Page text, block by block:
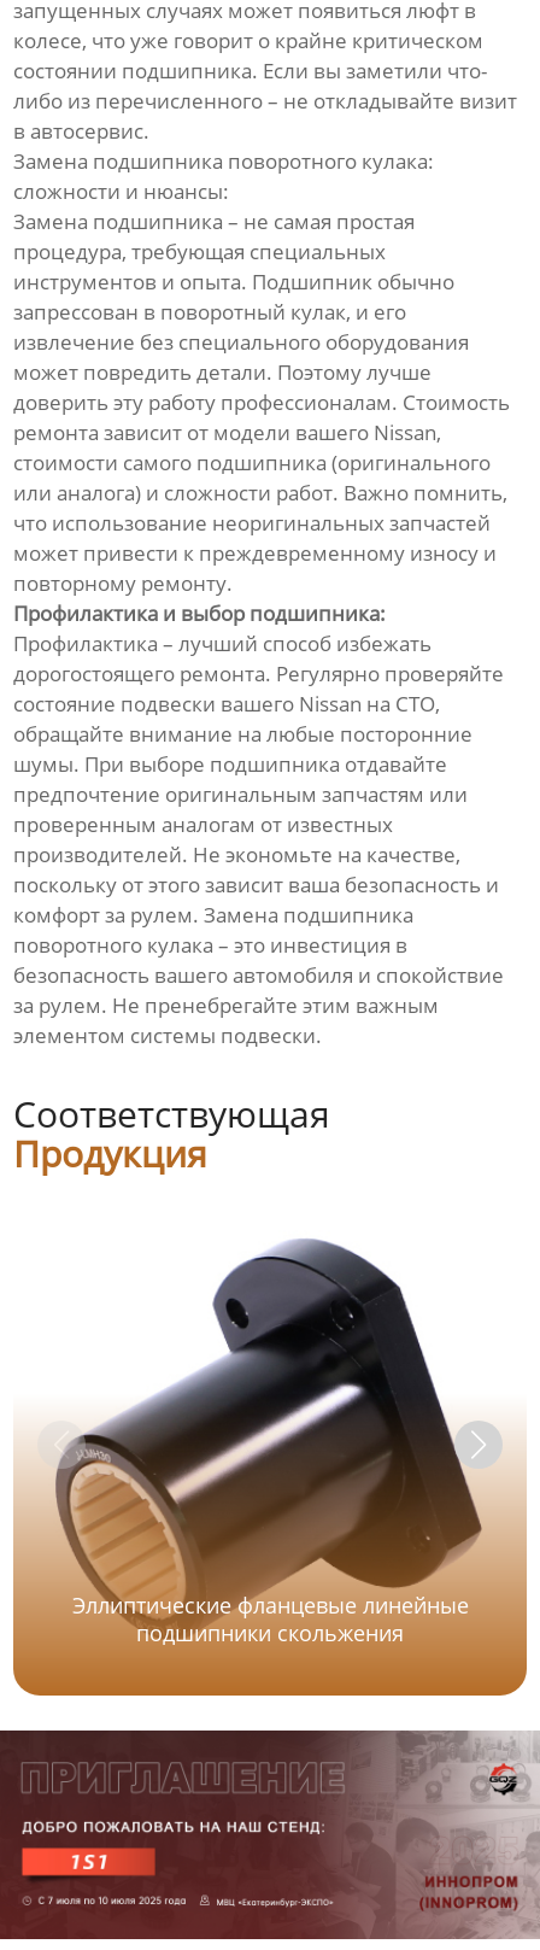
запущенных случаях может появиться люфт в
колесе, что уже говорит о крайне критическом
состоянии подшипника. Если вы заметили что-
либо из перечисленного – не откладывайте визит
в автосервис.
Замена подшипника поворотного кулака:
сложности и нюансы:
Замена подшипника – не самая простая
процедура, требующая специальных
инструментов и опыта. Подшипник обычно
запрессован в поворотный кулак, и его
извлечение без специального оборудования
может повредить детали. Поэтому лучше
доверить эту работу профессионалам. Стоимость
ремонта зависит от модели вашего Nissan,
стоимости самого подшипника (оригинального
или аналога) и сложности работ. Важно помнить,
что использование неоригинальных запчастей
может привести к преждевременному износу и
повторному ремонту.
Профилактика и выбор подшипника:
Профилактика – лучший способ избежать
дорогостоящего ремонта. Регулярно проверяйте
состояние подвески вашего Nissan на СТО,
обращайте внимание на любые посторонние
шумы. При выборе подшипника отдавайте
предпочтение оригинальным запчастям или
проверенным аналогам от известных
производителей. Не экономьте на качестве,
поскольку от этого зависит ваша безопасность и
комфорт за рулем. Замена подшипника
поворотного кулака – это инвестиция в
безопасность вашего автомобиля и спокойствие
за рулем. Не пренебрегайте этим важным
элементом системы подвески.
Соответствующая
Продукция
Эллиптические фланцевые линейные
подшипники скольжения